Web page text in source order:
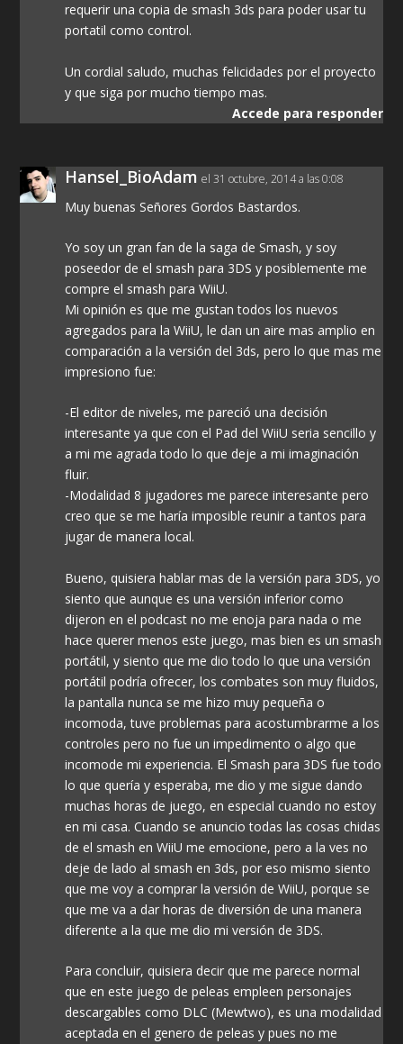
requerir una copia de smash 3ds para poder usar tu
portatil como control.
Un cordial saludo, muchas felicidades por el proyecto
y que siga por mucho tiempo mas.
Accede para responder
Hansel_BioAdam el 31 octubre, 2014 a las 0:08
Muy buenas Señores Gordos Bastardos.
Yo soy un gran fan de la saga de Smash, y soy
poseedor de el smash para 3DS y posiblemente me
compre el smash para WiiU.
Mi opinión es que me gustan todos los nuevos
agregados para la WiiU, le dan un aire mas amplio en
comparación a la versión del 3ds, pero lo que mas me
impresiono fue:
-El editor de niveles, me pareció una decisión
interesante ya que con el Pad del WiiU seria sencillo y
a mi me agrada todo lo que deje a mi imaginación
fluir.
-Modalidad 8 jugadores me parece interesante pero
creo que se me haría imposible reunir a tantos para
jugar de manera local.
Bueno, quisiera hablar mas de la versión para 3DS, yo
siento que aunque es una versión inferior como
dijeron en el podcast no me enoja para nada o me
hace querer menos este juego, mas bien es un smash
portátil, y siento que me dio todo lo que una versión
portátil podría ofrecer, los combates son muy fluidos,
la pantalla nunca se me hizo muy pequeña o
incomoda, tuve problemas para acostumbrarme a los
controles pero no fue un impedimento o algo que
incomode mi experiencia. El Smash para 3DS fue todo
lo que quería y esperaba, me dio y me sigue dando
muchas horas de juego, en especial cuando no estoy
en mi casa. Cuando se anuncio todas las cosas chidas
de el smash en WiiU me emocione, pero a la ves no
deje de lado al smash en 3ds, por eso mismo siento
que me voy a comprar la versión de WiiU, porque se
que me va a dar horas de diversión de una manera
diferente a la que me dio mi versión de 3DS.
Para concluir, quisiera decir que me parece normal
que en este juego de peleas empleen personajes
descargables como DLC (Mewtwo), es una modalidad
aceptada en el genero de peleas y pues no me